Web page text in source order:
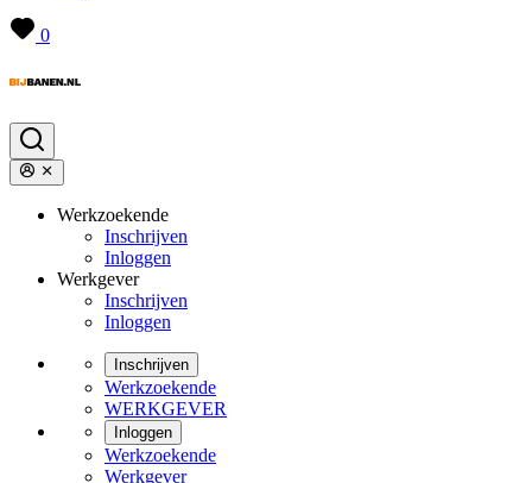
0
Werkzoekende
Inschrijven
Inloggen
Werkgever
Inschrijven
Inloggen
Inschrijven
Werkzoekende
WERKGEVER
Inloggen
Werkzoekende
Werkgever